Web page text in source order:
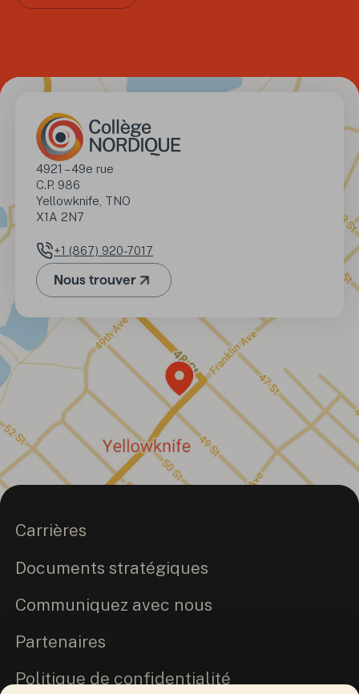
Adresse
4921 – 49e rue
C.P. 986
Yellowknife, TNO
X1A 2N7
Numéro de téléphone
+1 (867) 920-7017
Nous trouver(Ouvre dans un nouvel onglet)
Carrières
Documents stratégiques
Communiquez avec nous
Partenaires
Politique de confidentialité